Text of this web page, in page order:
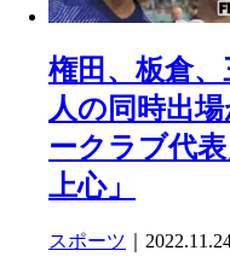
権田、板倉
人の同時出
ークラブ代
上心」
スポーツ ｜